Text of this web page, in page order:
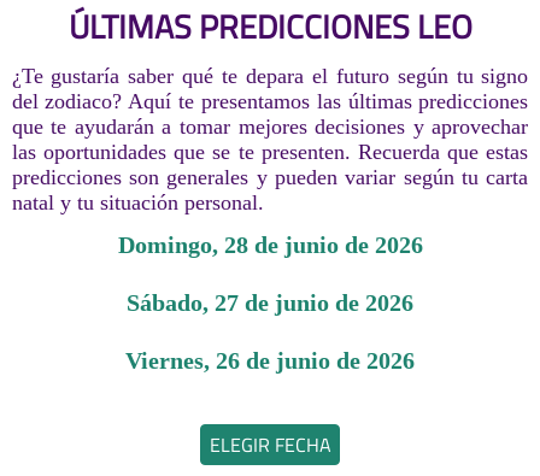
ÚLTIMAS PREDICCIONES LEO
¿Te gustaría saber qué te depara el futuro según tu signo
del zodiaco? Aquí te presentamos las últimas predicciones
que te ayudarán a tomar mejores decisiones y aprovechar
las oportunidades que se te presenten. Recuerda que estas
predicciones son generales y pueden variar según tu carta
natal y tu situación personal.
domingo, 28 de junio de 2026
sábado, 27 de junio de 2026
viernes, 26 de junio de 2026
ELEGIR FECHA